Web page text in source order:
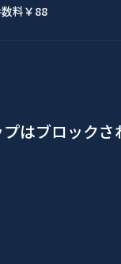
料￥88
はブロックさ